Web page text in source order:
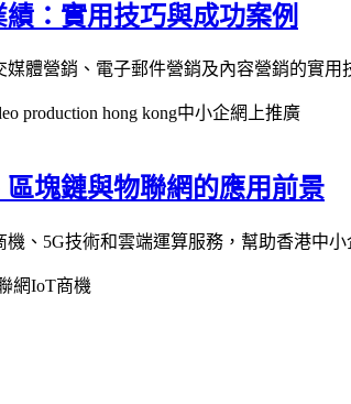
：實用技巧與成功案例
體營銷、電子郵件營銷及內容營銷的實用
production hong kong中小企網上推廣
塊鏈與物聯網的應用前景
、5G技術和雲端運算服務，幫助香港中小
網IoT商機